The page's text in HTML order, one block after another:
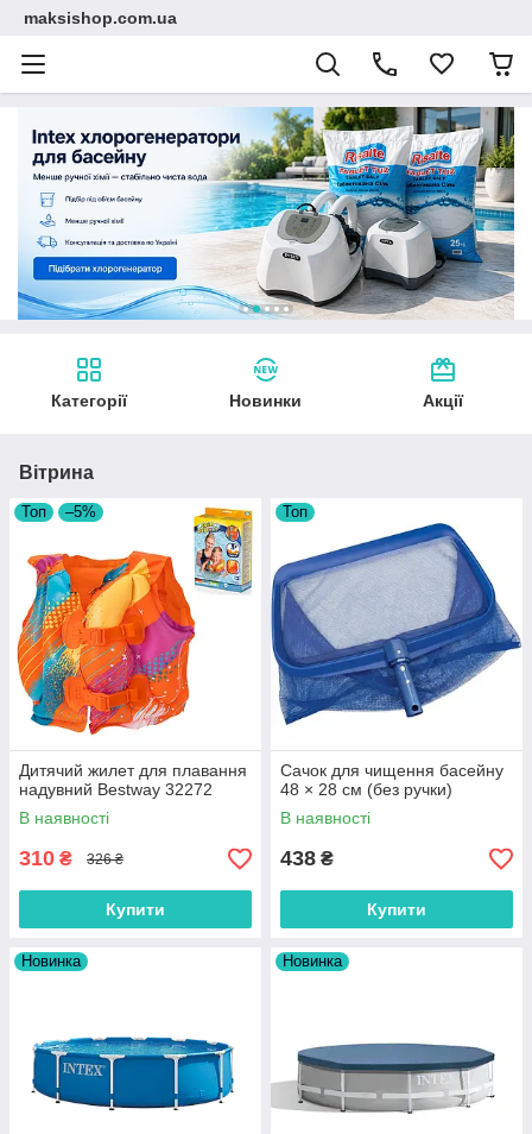
maksishop.com.ua
Категорії Новинки Акції
Вітрина
Топ –5%
Дитячий жилет для плавання
надувний Bestway 32272
В наявності
310 ₴ 326 ₴
Купити
Топ
Сачок для чищення басейну
48 × 28 см (без ручки)
В наявності
438 ₴
Купити
Новинка Новинка